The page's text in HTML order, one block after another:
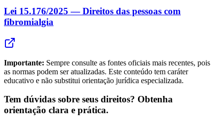
Lei 15.176/2025 — Direitos das pessoas com
fibromialgia
Importante: Sempre consulte as fontes oficiais mais recentes, pois
as normas podem ser atualizadas. Este conteúdo tem caráter
educativo e não substitui orientação jurídica especializada.
Tem dúvidas sobre seus direitos? Obtenha
orientação clara e prática.